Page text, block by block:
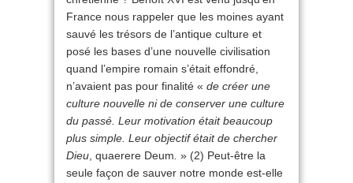
France nous rappeler que les moines ayant
sauvé les trésors de l’antique culture et
posé les bases d’une nouvelle civilisation
quand l’empire romain s’était effondré,
n’avaient pas pour finalité « de créer une
culture nouvelle ni de conserver une culture
du passé. Leur motivation était beaucoup
plus simple. Leur objectif était de chercher
Dieu , quaerere Deum » (2) Peut-être la
seule façon de sauver notre monde est-elle